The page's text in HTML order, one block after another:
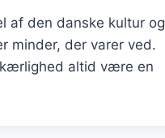
af den danske kultur og
minder, der varer ved.
altid være en